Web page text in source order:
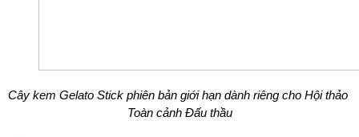
Cây kem Gelato Stick phiên bản giới hạn dành riêng cho Hội thảo
Toàn cảnh Đấu thầu